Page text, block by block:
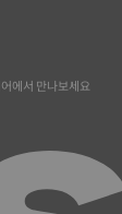
에서 만나보세요